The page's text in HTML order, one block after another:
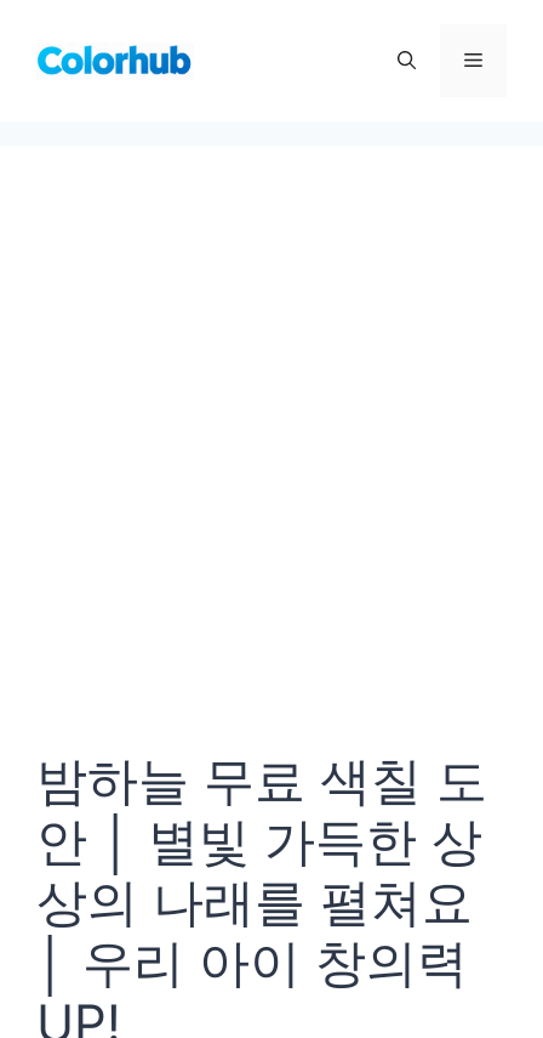
메
밤하늘 무료 색칠 도
안 │ 별빛 가득한 상
상의 나래를 펼쳐요
│ 우리 아이 창의력
UP!